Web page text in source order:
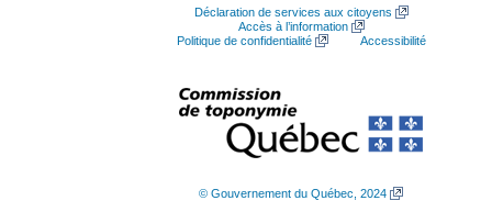
Déclaration de services aux citoyens
Accès à l’information
Politique de confidentialité
Accessibilité
© Gouvernement du Québec, 2024